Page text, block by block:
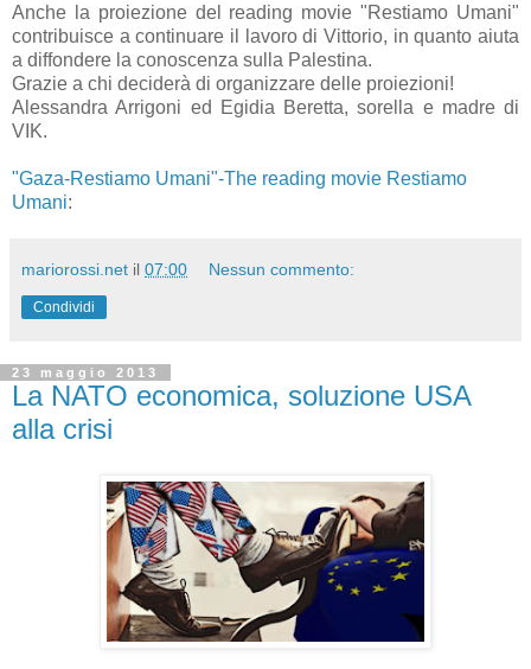
Anche la proiezione del reading movie "Restiamo Umani"
contribuisce a continuare il lavoro di Vittorio, in quanto aiuta
a diffondere la conoscenza sulla Palestina.
Grazie a chi deciderà di organizzare delle proiezioni!
Alessandra Arrigoni ed Egidia Beretta, sorella e madre di
VIK.
"Gaza-Restiamo Umani"-The reading movie Restiamo
Umani:
mariorossi.net il 07:00 Nessun commento:
Condividi
23 maggio 2013
La NATO economica, soluzione USA
alla crisi